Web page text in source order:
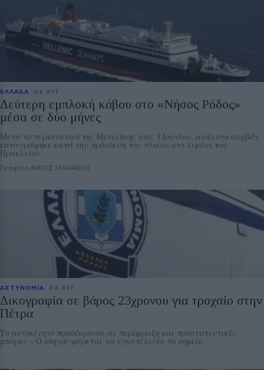
ΕΛΛΑΔΑ 06 ΑΥΓ
Δεύτερη εμπλοκή κάβου στο «Νήσος Ρόδος»
μέσα σε δύο μήνες
Μετά το περιστατικό της Μυτιλήνης στις 3 Ιουνίου, ανάλογο συμβάν
καταγράφηκε κατά την πρόσδεση του πλοίου στο λιμάνι του
Ηρακλείου
Γράφει ο ΝΙΚΟΣ ΜΑΝΑΒΗΣ
ΑΣΤΥΝΟΜΙΑ 06 ΑΥΓ
Δικογραφία σε βάρος 23χρονου για τροχαίο στην
Πέτρα
Το αυτοκίνητο προσέκρουσε σε περίφραξη και προστατευτικές
μπάρες – Ο οδηγός φέρεται να εγκατέλειψε το σημείο